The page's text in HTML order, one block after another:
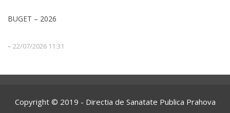
BUGET – 2026
- 22/07/2026 11:31
Copyright © 2019 - Directia de Sanatate Publica Prahova